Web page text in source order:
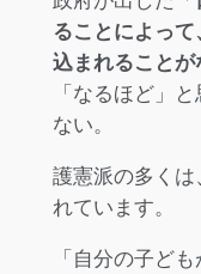
ることによっ
込まれることが
「なるほど」
ない。
護憲派の多くは
れています。
「自分の子ど